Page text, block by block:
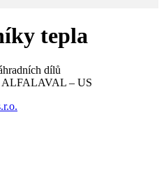
tepla
dílů
ALFALAVAL – US